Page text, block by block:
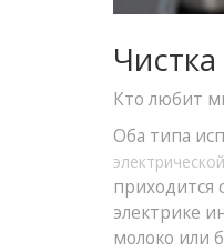
Кто любит
Оба типа
приходится
электрике
молоко или